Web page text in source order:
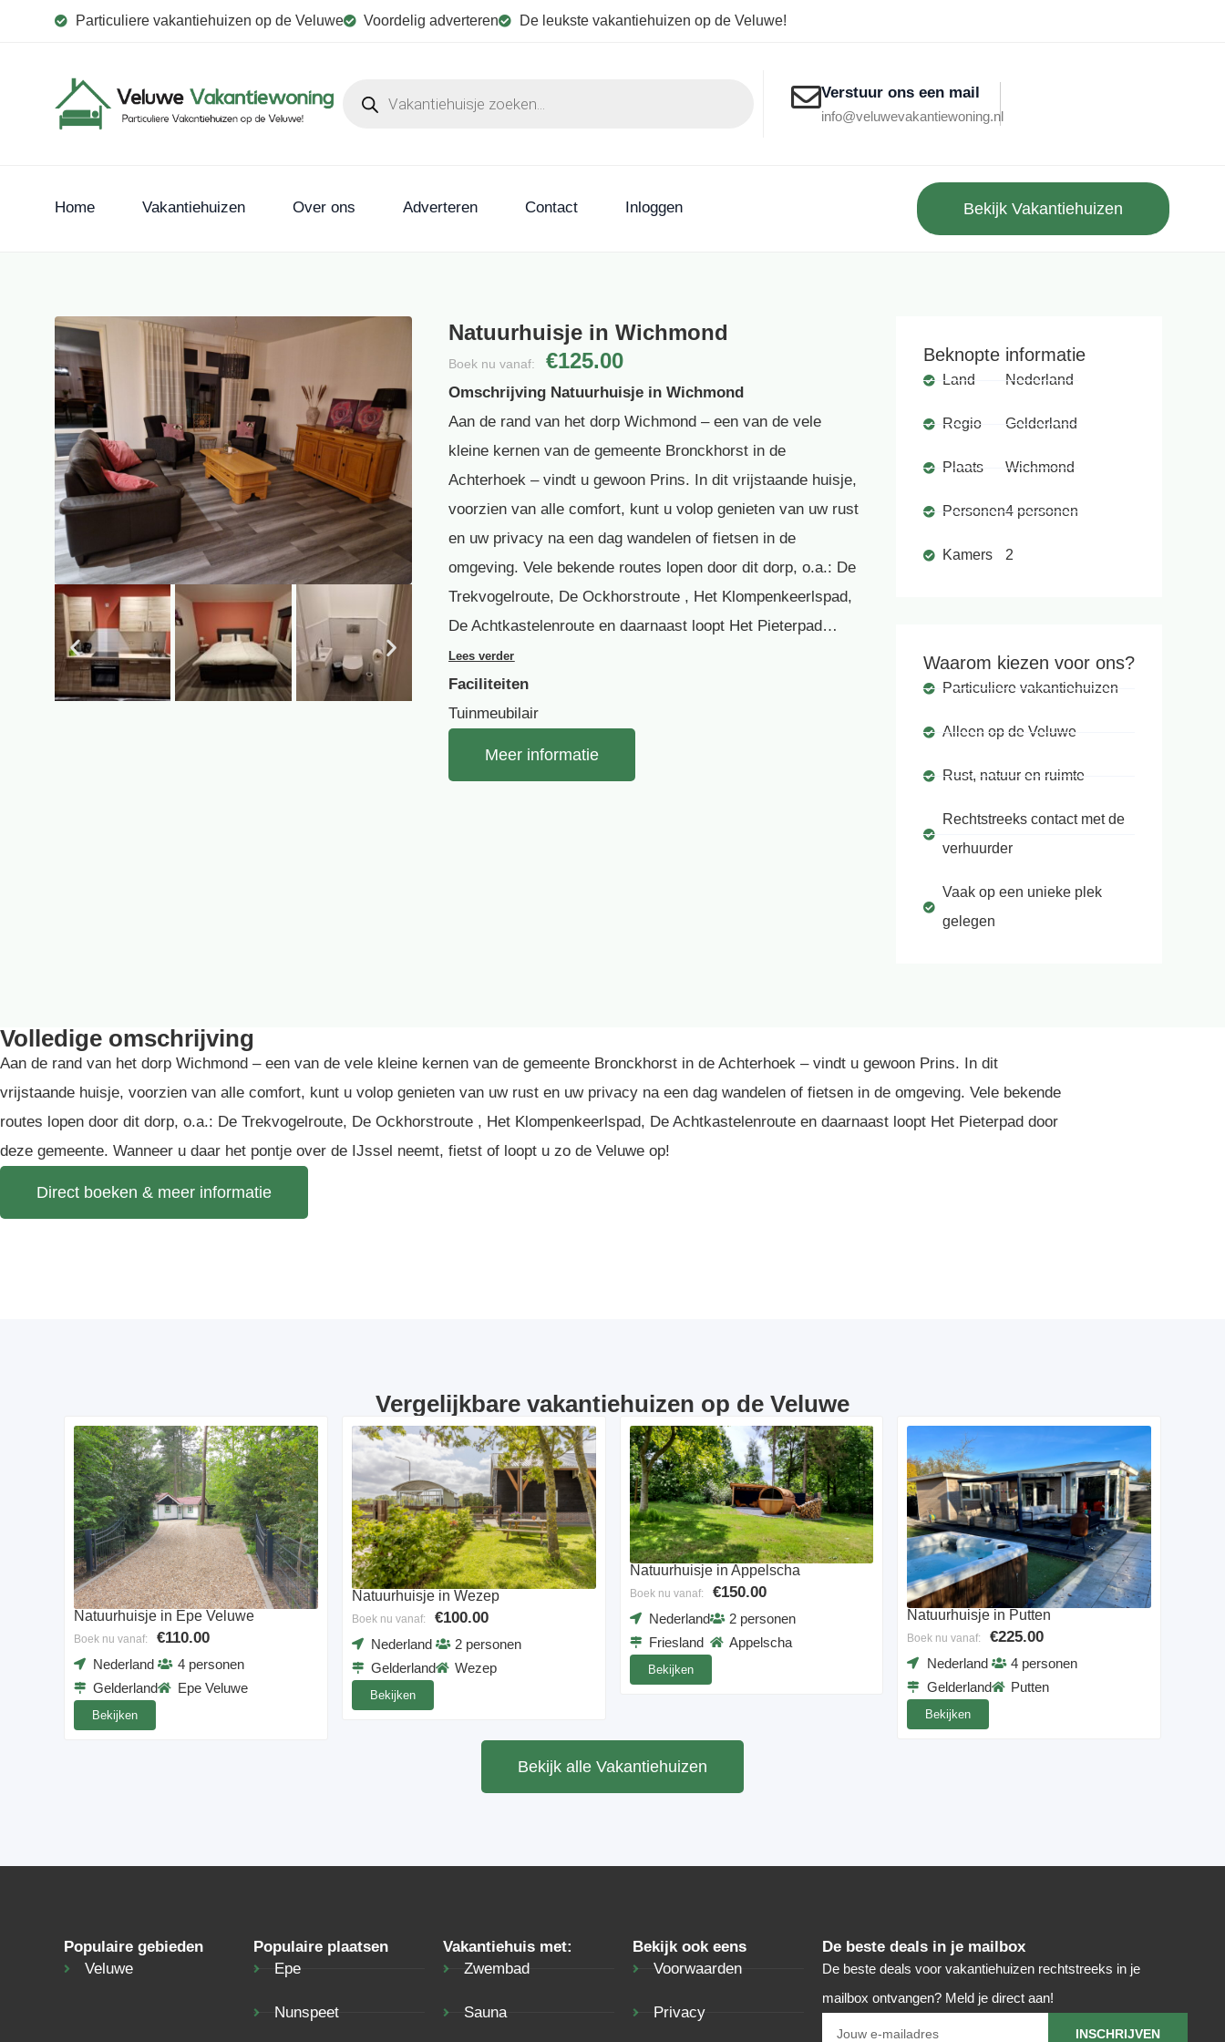
Particuliere vakantiehuizen op de Veluwe Voordelig adverteren De leukste vakantiehuizen op de Veluwe!
Verstuur ons een mail
info@veluwevakantiewoning.nl
Home Vakantiehuizen Over ons Adverteren Contact Inloggen Bekijk Vakantiehuizen
Natuurhuisje in Wichmond
Boek nu vanaf: €125.00
Omschrijving Natuurhuisje in Wichmond
Aan de rand van het dorp Wichmond – een van de vele
kleine kernen van de gemeente Bronckhorst in de
Achterhoek – vindt u gewoon Prins. In dit vrijstaande huisje,
voorzien van alle comfort, kunt u volop genieten van uw rust
en uw privacy na een dag wandelen of fietsen in de
omgeving. Vele bekende routes lopen door dit dorp, o.a.: De
Trekvogelroute, De Ockhorstroute , Het Klompenkeerlspad,
De Achtkastelenroute en daarnaast loopt Het Pieterpad…
Lees verder
Faciliteiten
Tuinmeubilair
Meer informatie
Beknopte informatie
Land
Regio
Plaats
Personen
Kamers
Nederland
Gelderland
Wichmond
4 personen
2
Waarom kiezen voor ons?
Particuliere vakantiehuizen
Alleen op de Veluwe
Rust, natuur en ruimte
Rechtstreeks contact met de
verhuurder
Vaak op een unieke plek
gelegen
Volledige omschrijving
Aan de rand van het dorp Wichmond – een van de vele kleine kernen van de gemeente Bronckhorst in de Achterhoek – vindt u gewoon Prins. In dit
vrijstaande huisje, voorzien van alle comfort, kunt u volop genieten van uw rust en uw privacy na een dag wandelen of fietsen in de omgeving. Vele bekende
routes lopen door dit dorp, o.a.: De Trekvogelroute, De Ockhorstroute , Het Klompenkeerlspad, De Achtkastelenroute en daarnaast loopt Het Pieterpad door
deze gemeente. Wanneer u daar het pontje over de IJssel neemt, fietst of loopt u zo de Veluwe op!
Direct boeken & meer informatie
Vergelijkbare vakantiehuizen op de Veluwe
Natuurhuisje in Epe Veluwe
Boek nu vanaf: €110.00
Nederland
Gelderland
4 personen
Epe Veluwe
Bekijken
Natuurhuisje in Wezep
Boek nu vanaf: €100.00
Nederland
Gelderland
2 personen
Wezep
Bekijken
Natuurhuisje in Appelscha
Boek nu vanaf: €150.00
Nederland
Friesland
2 personen
Appelscha
Bekijken
Natuurhuisje in Putten
Boek nu vanaf: €225.00
Nederland
Gelderland
4 personen
Putten
Bekijken
Bekijk alle Vakantiehuizen
Populaire gebieden
Veluwe
Populaire plaatsen
Epe
Nunspeet
Vakantiehuis met:
Zwembad
Sauna
Bekijk ook eens
Voorwaarden
Privacy
De beste deals in je mailbox
De beste deals voor vakantiehuizen rechtstreeks in je
mailbox ontvangen? Meld je direct aan!
INSCHRIJVEN